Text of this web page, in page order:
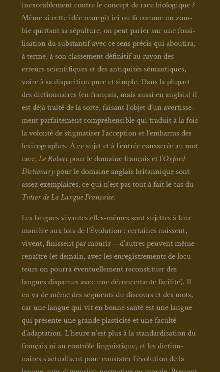
inexo­ra­ble­ment contre le concept de race bio­lo­gique ?
Même si cette idée resur­git ici ou là comme un zom­
bie quit­tant sa sépul­ture, on peut parier sur une fos­si­
li­sa­tion du sub­stan­tif avec ce sens pré­cis qui abou­ti­ra,
à terme, à son clas­se­ment défi­ni­tif au rayon des
erreurs scien­ti­fiques et des anti­qui­tés séman­tiques,
voire à sa dis­pa­ri­tion pure et simple. Dans la plu­part
des dic­tion­naires (en fran­çais, mais aus­si en anglais) il
est déjà trai­té de la sorte, fai­sant l’objet d’un aver­tis­se­
ment par­fai­te­ment com­pré­hen­sible qui tra­duit à la fois
la volon­té de stig­ma­ti­ser l’acception et l’embarras des
lexi­co­graphes. À ce sujet et à l’entrée consa­crée au mot
race,Le Robertpour le domaine fran­çais et l’Oxford
Dic­tio­na­rypour le domaine anglais bri­tan­nique sont
assez exem­plaires, ce qui n’est pas tout à fait le cas du
Tré­sor de La Langue Fran­çaise.
Les langues vivantes elles-mêmes sont sujettes à leur
manière aux lois de l’Évolution : cer­taines naissent,
vivent, finissent par mou­rir — d’autres peuvent même
renaître (et demain, avec les enre­gis­tre­ments de locu­
teurs on pour­ra éven­tuel­le­ment recons­ti­tuer des
langues dis­pa­rues avec une décon­cer­tante faci­li­té). Il
en va de même des seg­ments du dis­cours et des mots,
car une langue qui vit en bonne san­té est une langue
qui pré­sente une grande plas­ti­ci­té et une facul­té
d’adaptation. L’heure n’est plus à la stan­dar­di­sa­tion du
fran­çais ni au contrôle lin­guis­tique, et les dic­tion­
naires s’actualisent pour consta­ter l’évolution de la